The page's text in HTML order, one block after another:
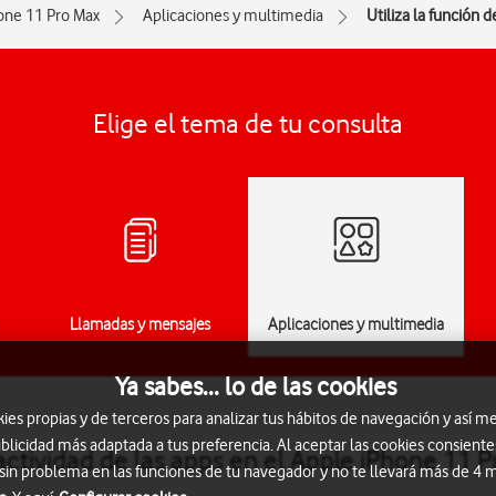
11 Pro Max Aplicaciones y multimedia Utiliza la función
Elige el tema de tu consulta
Llamadas y mensajes Aplicaciones y multimedia
de las apps en el Apple iPhone 11
Ya sabes... lo de las cookies
propias y de terceros para analizar tus hábitos de navegación y así
más adaptada a tus preferencia. Al aceptar las cookies
problema en las funciones de tu navegador y no te llevará más de 4